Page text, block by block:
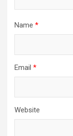
Name *
Email *
Website